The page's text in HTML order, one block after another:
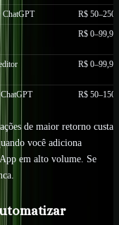
ChatGPT
R$ 50–250
R$ 0–99,99
R$ 0–99,99
R$ 50–150
de maior retorno custa
você adiciona
em alto volume. Se